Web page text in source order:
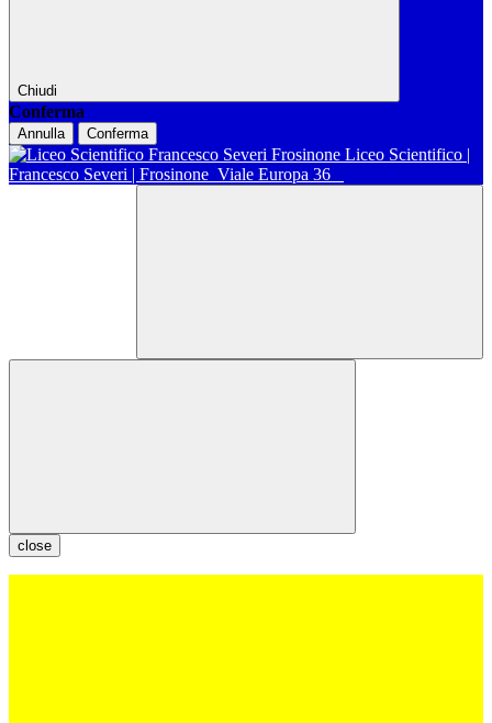
Chiudi
Conferma
Annulla Conferma
Liceo Scientifico |
Francesco Severi | Frosinone Viale Europa 36
close